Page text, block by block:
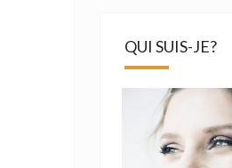
QUI SUIS-JE?